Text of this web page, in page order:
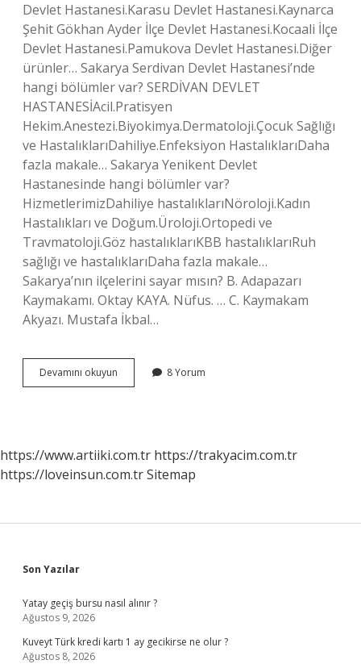
Devlet Hastanesi.Karasu Devlet Hastanesi.Kaynarca
Şehit Gökhan Ayder İlçe Devlet Hastanesi.Kocaali İlçe
Devlet Hastanesi.Pamukova Devlet Hastanesi.Diğer
ürünler… Sakarya Serdivan Devlet Hastanesi’nde
hangi bölümler var? SERDİVAN DEVLET
HASTANESİAcil.Pratisyen
Hekim.Anestezi.Biyokimya.Dermatoloji.Çocuk Sağlığı
ve HastalıklarıDahiliye.Enfeksiyon HastalıklarıDaha
fazla makale… Sakarya Yenikent Devlet
Hastanesinde hangi bölümler var?
HizmetlerimizDahiliye hastalıklarıNöroloji.Kadın
Hastalıkları ve Doğum.Üroloji.Ortopedi ve
Travmatoloji.Göz hastalıklarıKBB hastalıklarıRuh
sağlığı ve hastalıklarıDaha fazla makale…
Sakarya’nın ilçelerini sayar mısın? B. Adapazarı
Kaymakamı. Oktay KAYA. Nüfus. … C. Kaymakam
Akyazı. Mustafa İkbal…
Devamını okuyun
Devlet
8 Yorum
https://www.artiiki.com.tr https://trakyacim.com.tr
https://loveinsun.com.trSitemap
Sidebar
Son Yazılar
Yatay geçiş bursu nasıl alınır ?
Ağustos 9, 2026
Kuveyt Türk kredi kartı 1 ay gecikirse ne olur ?
Ağustos 8, 2026